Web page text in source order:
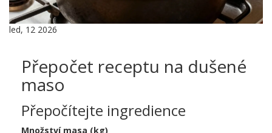
led, 12 2026
Přepočet receptu na dušené
maso
Přepočítejte ingredience
Množství masa (kg)